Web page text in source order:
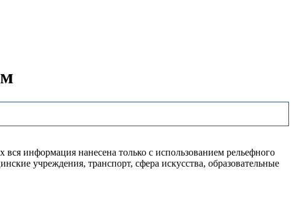
информация нанесена только с использованием рельефного
учреждения, транспорт, сфера искусства, образовательные